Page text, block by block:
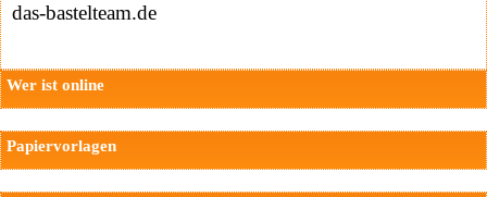
das-bastelteam.de
Wer ist online
Papiervorlagen